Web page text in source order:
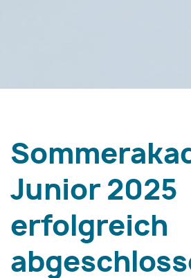
Junior 2025
erfolgreich